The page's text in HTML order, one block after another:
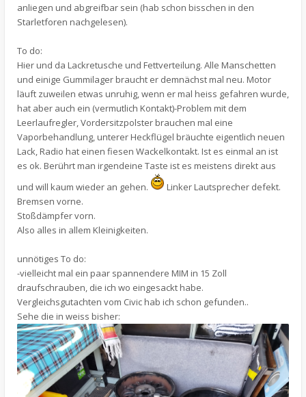
anliegen und abgreifbar sein (hab schon bisschen in den
Starletforen nachgelesen).
To do:
Hier und da Lackretusche und Fettverteilung. Alle Manschetten
und einige Gummilager braucht er demnächst mal neu. Motor
läuft zuweilen etwas unruhig, wenn er mal heiss gefahren wurde,
hat aber auch ein (vermutlich Kontakt)-Problem mit dem
Leerlaufregler, Vordersitzpolster brauchen mal eine
Vaporbehandlung, unterer Heckflügel bräuchte eigentlich neuen
Lack, Radio hat einen fiesen Wackelkontakt. Ist es einmal an ist
es ok. Berührt man irgendeine Taste ist es meistens direkt aus
und will kaum wieder an gehen.
Linker Lautsprecher defekt.
Bremsen vorne.
Stoßdämpfer vorn.
Also alles in allem Kleinigkeiten.
unnötiges To do:
-vielleicht mal ein paar spannendere MIM in 15 Zoll
draufschrauben, die ich wo eingesackt habe.
Vergleichsgutachten vom Civic hab ich schon gefunden..
Sehe die in weiss bisher: